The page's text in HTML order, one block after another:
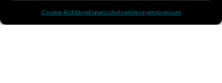
Cookie-RichtlinieDatenschutzerklärungImpressum